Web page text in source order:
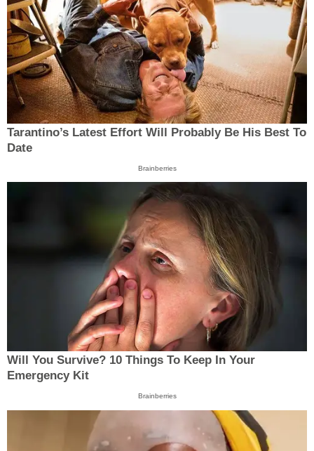
Tarantino’s Latest Effort Will Probably Be His Best To
Date
Brainberries
Will You Survive? 10 Things To Keep In Your
Emergency Kit
Brainberries